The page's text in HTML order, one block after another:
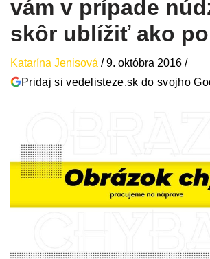
vám v prípade
skôr ublížiť ako
Katarína Jenisová /9. októbra 2016 /
Pridaj si vedelisteze.sk do svojho